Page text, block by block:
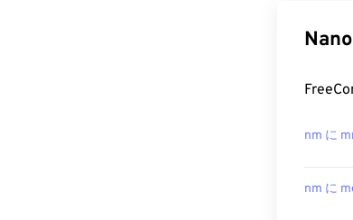
nm に
nm に